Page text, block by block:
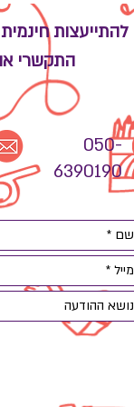
להתייעצות
התקשרי
050-
6390190